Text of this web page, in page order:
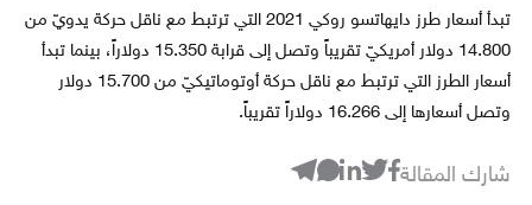
تبدأ أسعار طرز دايهاتسو روكي 2021 التي ترتبط مع ناقل حركة يدويّ من
14.800 دولار أمريكيّ تقريباً وتصل إلى قرابة 15.350 دولاراً، بينما تبدأ
أسعار الطرز التي ترتبط مع ناقل حركة أوتوماتيكيّ من 15.700 دولار
وتصل أسعارها إلى 16.266 دولاراً تقريباً.
شارك المقالة